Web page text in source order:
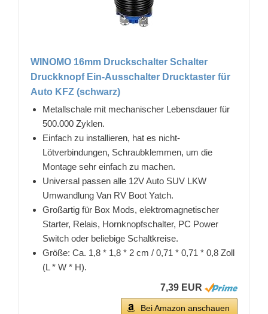
WINOMO 16mm Druckschalter Schalter
Druckknopf Ein-Ausschalter Drucktaster für
Auto KFZ (schwarz)
Metallschale mit mechanischer Lebensdauer für
500.000 Zyklen.
Einfach zu installieren, hat es nicht-
Lötverbindungen, Schraubklemmen, um die
Montage sehr einfach zu machen.
Universal passen alle 12V Auto SUV LKW
Umwandlung Van RV Boot Yatch.
Großartig für Box Mods, elektromagnetischer
Starter, Relais, Hornknopfschalter, PC Power
Switch oder beliebige Schaltkreise.
Größe: Ca. 1,8 * 1,8 * 2 cm / 0,71 * 0,71 * 0,8 Zoll
(L * W * H).
7,39 EUR
Bei Amazon anschauen